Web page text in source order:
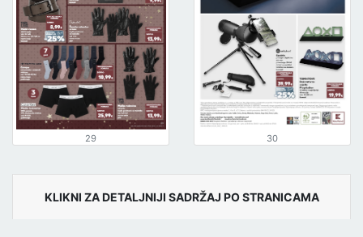
29 30
KLIKNI ZA DETALJNIJI SADRŽAJ PO STRANICAMA